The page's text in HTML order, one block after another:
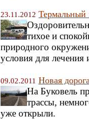
23.11.2012 Термальный
тихое и
природного
условия для
09.02.2011 Новая
На Буковель
трассы,
уже открыли.